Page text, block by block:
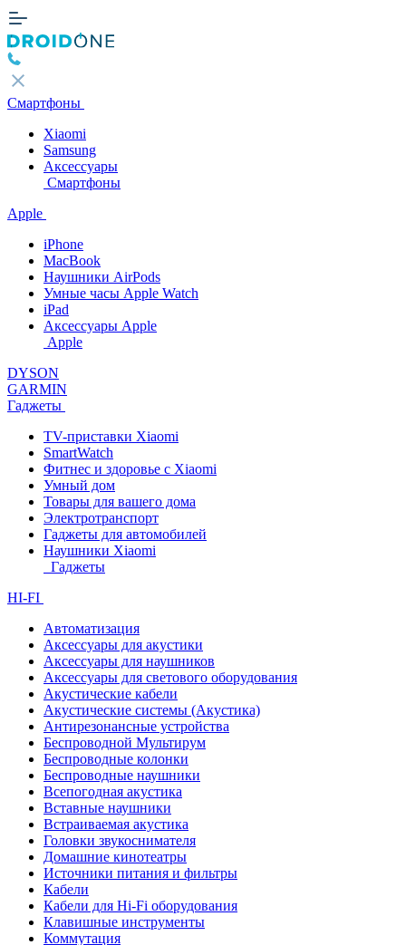
Смартфоны
Xiaomi
Samsung
Аксессуары
Смартфоны
Apple
iPhone
MacBook
Наушники AirPods
Умные часы Apple Watch
iPad
Аксессуары Apple
Apple
DYSON
GARMIN
Гаджеты
TV-приставки Xiaomi
SmartWatch
Фитнес и здоровье с Xiaomi
Умный дом
Товары для вашего дома
Электротранспорт
Гаджеты для автомобилей
Наушники Xiaomi
Гаджеты
HI-FI
Автоматизация
Аксессуары для акустики
Аксессуары для наушников
Аксессуары для светового оборудования
Акустические кабели
Акустические системы (Акустика)
Антирезонансные устройства
Беспроводной Мультирум
Беспроводные колонки
Беспроводные наушники
Всепогодная акустика
Вставные наушники
Встраиваемая акустика
Головки звукоснимателя
Домашние кинотеатры
Источники питания и фильтры
Кабели
Кабели для Hi-Fi оборудования
Клавишные инструменты
Коммутация